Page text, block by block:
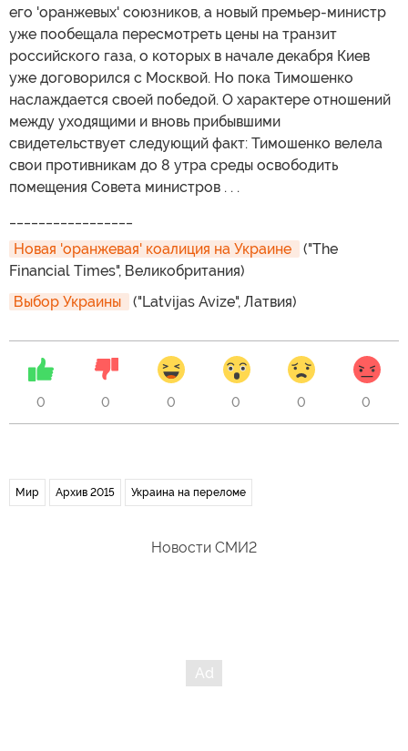
его 'оранжевых' союзников, а новый премьер-министр
уже пообещала пересмотреть цены на транзит
российского газа, о которых в начале декабря Киев
уже договорился с Москвой. Но пока Тимошенко
наслаждается своей победой. О характере отношений
между уходящими и вновь прибывшими
свидетельствует следующий факт: Тимошенко велела
свои противникам до 8 утра среды освободить
помещения Совета министров . . .
Новая 'оранжевая' коалиция на Украине
("The
Financial Times", Великобритания)
Выбор Украины
("Latvijas Avize", Латвия)
0 0 0 0 0 0
Мир Архив 2015 Украина на переломе
Новости СМИ2